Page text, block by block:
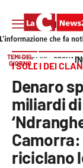
SEZIONI
Cronaca
Politica
Vai
TEMI DEL
GIORNO
HOME PAGE
I SOLDI DEI CLAN
Denaro
miliardi
riciclano